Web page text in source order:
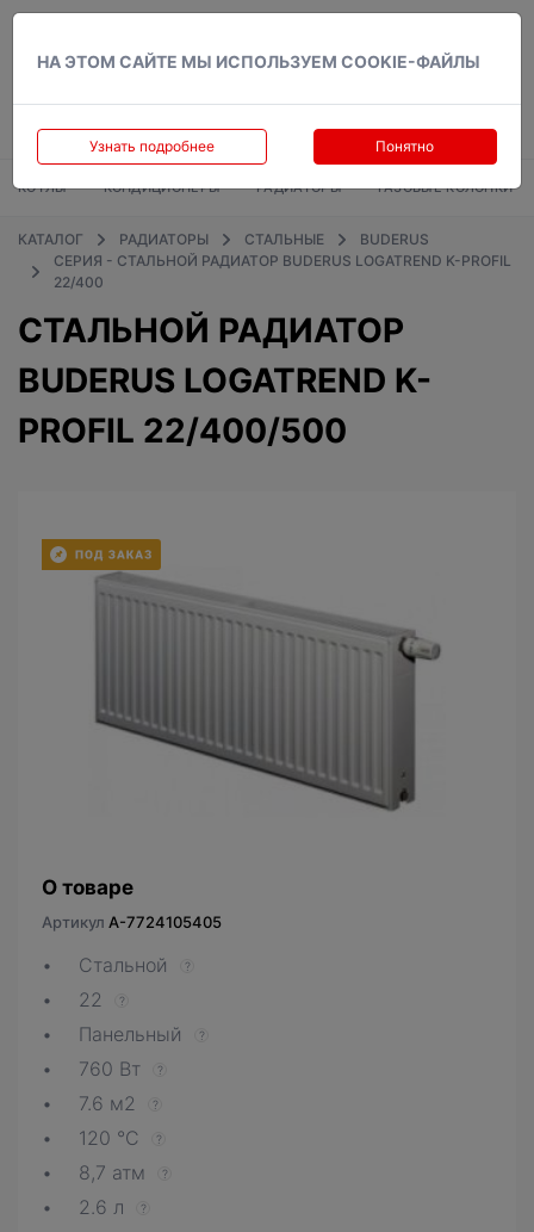
НА ЭТОМ САЙТЕ МЫ ИСПОЛЬЗУЕМ COOKIE-ФАЙЛЫ
Узнать подробнее Понятно
КОТЛЫ КОНДИЦИОНЕРЫ РАДИАТОРЫ ГАЗОВЫЕ КОЛОНКИ
КАТАЛОГ РАДИАТОРЫ СТАЛЬНЫЕ
BUDERUS
СЕРИЯ - СТАЛЬНОЙ РАДИАТОР BUDERUS LOGATREND K-PROFIL
22/400
СТАЛЬНОЙ РАДИАТОР
BUDERUS LOGATREND K-
PROFIL 22/400/500
О товаре
Артикул A-7724105405
Стальной ?
22 ?
Панельный ?
760 Вт ?
7.6 м2 ?
120 °С ?
8,7 атм ?
2.6 л ?